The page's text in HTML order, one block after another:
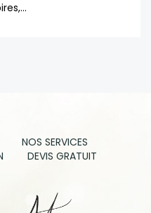
NOS SERVICES
DEVIS GRATUIT